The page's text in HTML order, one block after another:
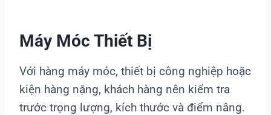
Máy Móc Thiết Bị
Với hàng máy móc, thiết bị công nghiệp hoặc
kiện hàng nặng, khách hàng nên kiểm tra
trước trọng lượng, kích thước và điểm nâng.